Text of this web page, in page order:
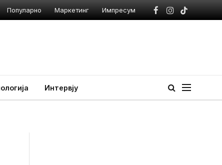
Популарно Маркетинг Импресум
Facebook
Instagram
TikTok
Интервју